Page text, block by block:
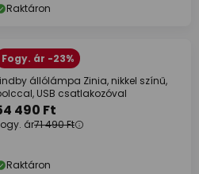
Raktáron
Fogy. ár -23%
állólámpa Zinia, nikkel színű,
USB csatlakozóval
490 Ft
ár71 490 Ft
Raktáron